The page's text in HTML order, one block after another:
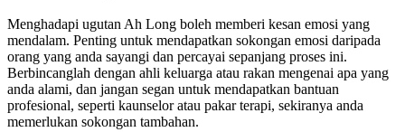
Menghadapi ugutan Ah Long boleh memberi kesan emosi yang
mendalam. Penting untuk mendapatkan sokongan emosi daripada
orang yang anda sayangi dan percayai sepanjang proses ini.
Berbincanglah dengan ahli keluarga atau rakan mengenai apa yang
anda alami, dan jangan segan untuk mendapatkan bantuan
profesional, seperti kaunselor atau pakar terapi, sekiranya anda
memerlukan sokongan tambahan.